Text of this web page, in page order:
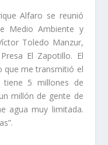
Alfaro se reunió
Medio Ambiente y
Toledo Manzur,
El Zapotillo. El
que me transmitió el
tiene 5 millones de
millón de gente de
agua muy limitada.